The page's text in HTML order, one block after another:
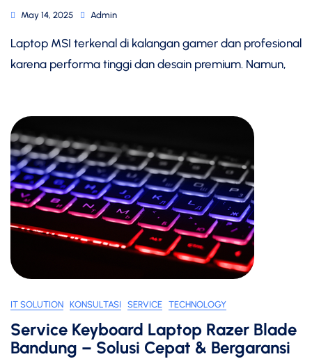
May 14, 2025 Admin
Laptop MSI terkenal di kalangan gamer dan profesional
karena performa tinggi dan desain premium. Namun,
IT SOLUTION KONSULTASI SERVICE TECHNOLOGY
Service Keyboard Laptop Razer Blade
Bandung – Solusi Cepat & Bergaransi